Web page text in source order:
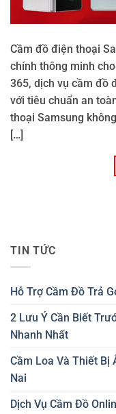
Cầm đồ điện thoại
chính thông minh
365, dịch vụ cầm đồ
với tiêu chuẩn an
thoại Samsung
[…]
TIN TỨC
Hỗ Trợ Cầm Đồ Trả
2 Lưu Ý Cần Biết
Nhanh Nhất
Cầm Loa Và Thiết Bị
Nai
Dịch Vụ Cầm Đồ